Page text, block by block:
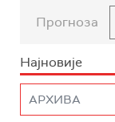
Прогноза
Најновије